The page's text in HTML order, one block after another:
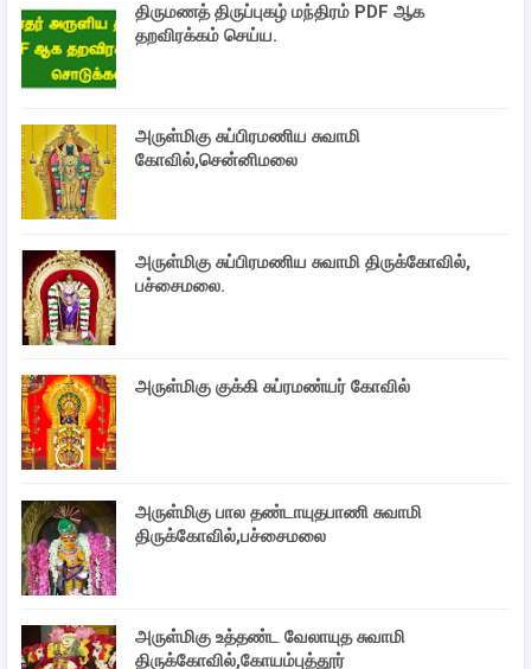
திருமணத் திருப்புகழ் மந்திரம் PDF ஆக
தறவிரக்கம் செய்ய.
அருள்மிகு சுப்பிரமணிய சுவாமி
கோவில்,சென்னிமலை
அருள்மிகு சுப்பிரமணிய சுவாமி திருக்கோவில்,
பச்சைமலை.
அருள்மிகு குக்கி சுப்ரமண்யர் கோவில்
அருள்மிகு பால தண்டாயுதபாணி சுவாமி
திருக்கோவில்,பச்சைமலை
அருள்மிகு உத்தண்ட வேலாயுத சுவாமி
திருக்கோவில்,கோயம்புத்தூர்